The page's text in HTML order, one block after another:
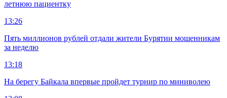
летнюю пациентку
13:26
Пять миллионов рублей отдали жители Бурятии мошенникам
за неделю
13:18
На берегу Байкала впервые пройдет турнир по миниволею